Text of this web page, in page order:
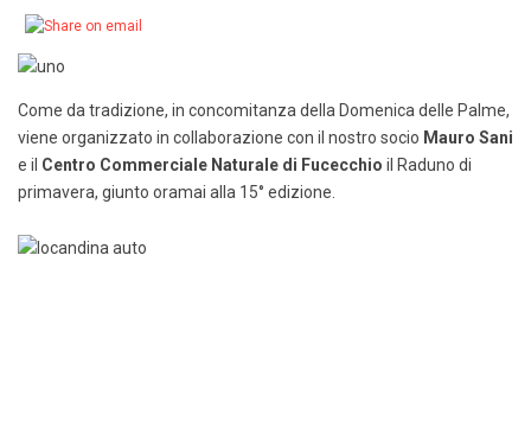
Come da tradizione, in concomitanza della Domenica delle Palme,
viene organizzato in collaborazione con il nostro socio Mauro Sani
e il Centro Commerciale Naturale di Fucecchio il Raduno di
primavera, giunto oramai alla 15° edizione.